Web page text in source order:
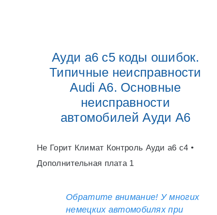
Ауди а6 с5 коды ошибок.
Типичные неисправности
Audi A6. Основные
неисправности
автомобилей Ауди А6
Не Горит Климат Контроль Ауди а6 с4 •
Дополнительная плата 1
Обратите внимание! У многих
немецких автомобилях при